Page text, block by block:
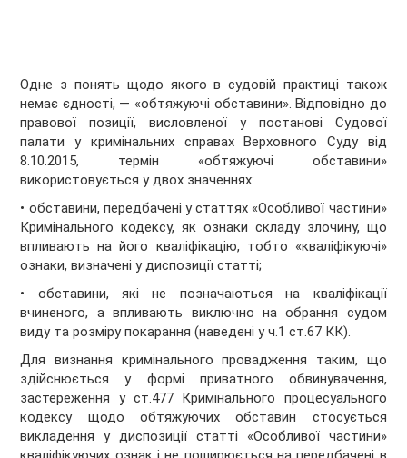
Одне з понять щодо якого в судовій практиці також
немає єдності, — «обтяжуючі обставини». Відповідно до
правової позиції, висловленої у постанові Судової
палати у кримінальних справах Верховного Суду від
8.10.2015, термін «обтяжуючі обставини»
використовується у двох значеннях:
• обставини, передбачені у статтях «Особливої частини»
Кримінального кодексу, як ознаки складу злочину, що
впливають на його кваліфікацію, тобто «кваліфікуючі»
ознаки, визначені у диспозиції статті;
• обставини, які не позначаються на кваліфікації
вчиненого, а впливають виключно на обрання судом
виду та розміру покарання (наведені у ч.1 ст.67 КК).
Для визнання кримінального провадження таким, що
здійснюється у формі приватного обвинувачення,
застереження у ст.477 Кримінального процесуального
кодексу щодо обтяжуючих обставин стосується
викладення у диспозиції статті «Особливої частини»